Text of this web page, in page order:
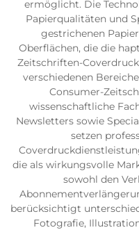
ermöglicht. Die
Papierqualitäten und
gestrichenen
Oberflächen, die die
Zeitschriften-
verschiedenen
Consumer-
wissenschaftliche
Newsletters sowie
setzen
die als wirkungsvolle
sowohl den
berücksichtigt
Fotografie,